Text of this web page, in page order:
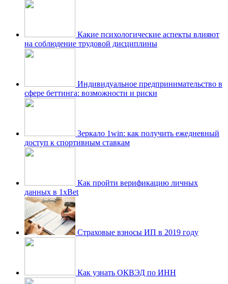
Какие психологические аспекты влияют
на соблюдение трудовой дисциплины
Индивидуальное предпринимательство в
сфере беттинга: возможности и риски
Зеркало 1win: как получить ежедневный
доступ к спортивным ставкам
Как пройти верификацию личных
данных в 1xBet
Страховые взносы ИП в 2019 году
Как узнать ОКВЭД по ИНН